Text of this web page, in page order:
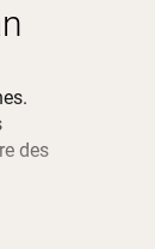
des